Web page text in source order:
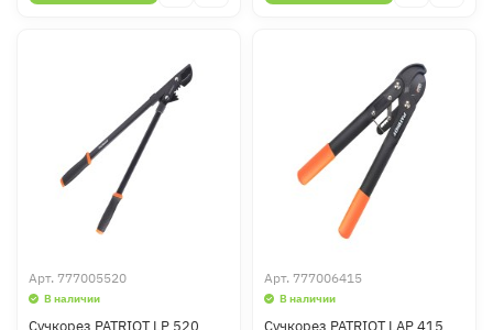
Арт. 777005520
В наличии
Сучкорез PATRIOT LP 520
Арт. 777006415
В наличии
Сучкорез PATRIOT LАР 415